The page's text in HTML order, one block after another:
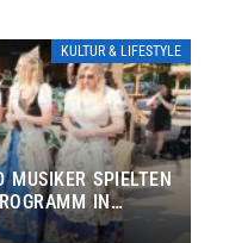
KULTUR & LIFESTYLE
MUSIKER SPIELTEN
IN